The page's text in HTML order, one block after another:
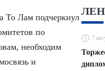
То Лам подчеркнул
по
необходим
и
7